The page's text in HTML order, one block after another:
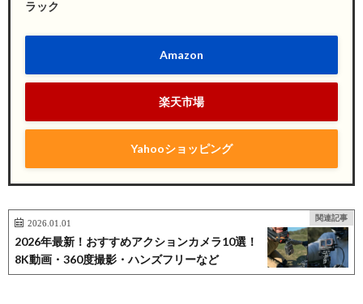
ラック
Amazon
楽天市場
Yahooショッピング
関連記事
2026.01.01
2026年最新！おすすめアクションカメラ10選！
8K動画・360度撮影・ハンズフリーなど